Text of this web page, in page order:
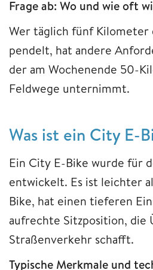
Frage ab: Wo und wie oft
Wer täglich fünf Kilometer
pendelt, hat andere
der am Wochenende 50-
Feldwege unternimmt.
Was ist ein City E-
Ein City E-Bike wurde für
entwickelt. Es ist leichter
Bike, hat einen tieferen
aufrechte Sitzposition, die
Straßenverkehr schafft.
Typische Merkmale und